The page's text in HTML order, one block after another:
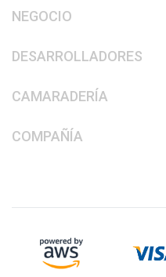
NEGOCIO
DESARROLLADORES
CAMARADERÍA
COMPAÑÍA